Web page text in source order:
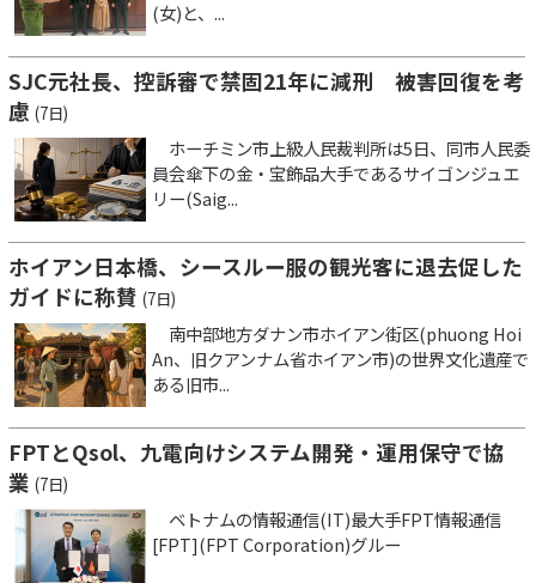
(女)と、...
SJC元社長、控訴審で禁固21年に減刑 被害回復を考
慮 (7日)
ホーチミン市上級人民裁判所は5日、同市人民委
員会傘下の金・宝飾品大手であるサイゴンジュエ
リー(Saig...
ホイアン日本橋、シースルー服の観光客に退去促した
ガイドに称賛 (7日)
南中部地方ダナン市ホイアン街区(phuong Hoi
An、旧クアンナム省ホイアン市)の世界文化遺産で
ある旧市...
FPTとQsol、九電向けシステム開発・運用保守で協
業 (7日)
ベトナムの情報通信(IT)最大手FPT情報通信
[FPT](FPT Corporation)グルー